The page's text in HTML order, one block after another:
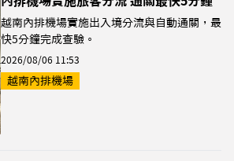
越南內排機場實施出入境分流與自動通關，最
快5分鐘完成查驗。
2026/08/06 11:53
越南內排機場